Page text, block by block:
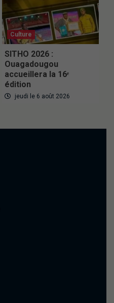
Culture
SITHO 2026 :
Ouagadougou
accueillera la 16ᵉ
édition
jeudi le 6 août 2026